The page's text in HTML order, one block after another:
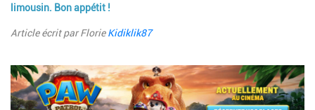
limousin. Bon appétit !
Article écrit par FlorieKidiklik87